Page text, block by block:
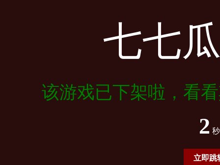
七七
该游戏已下架啦，看
2
立即跳